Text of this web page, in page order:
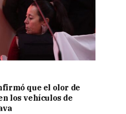
que el olor de
los vehículos de